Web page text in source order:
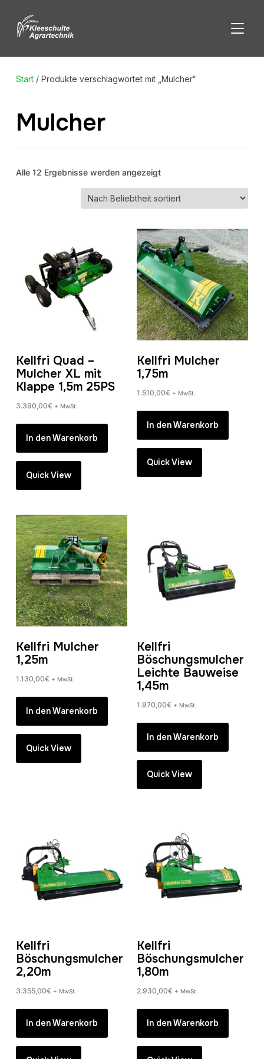
Start/ Produkte verschlagwortet mit „Mulcher“
Mulcher
Alle 12 Ergebnisse werden angezeigtNach
Beliebtheit
sortiert
Kellfri Quad –
Mulcher XL mit
Klappe 1,5m 25PS
3.390,00€ + MwSt.
In den Warenkorb
Quick View
Kellfri Mulcher
1,75m
1.510,00€ + MwSt.
In den Warenkorb
Quick View
Kellfri Mulcher
1,25m
1.130,00€ + MwSt.
In den Warenkorb
Quick View
Kellfri
Böschungsmulcher
Leichte Bauweise
1,45m
1.970,00€ + MwSt.
In den Warenkorb
Quick View
Kellfri
Böschungsmulcher
2,20m
3.355,00€ + MwSt.
In den Warenkorb
Kellfri
Böschungsmulcher
1,80m
2.930,00€ + MwSt.
In den Warenkorb